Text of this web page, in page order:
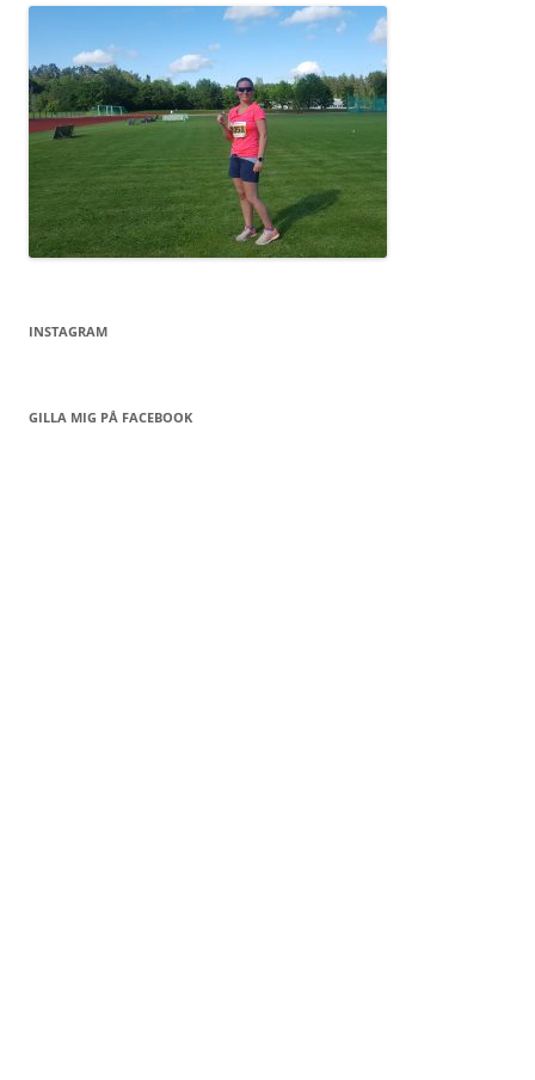
INSTAGRAM
GILLA MIG PÅ FACEBOOK